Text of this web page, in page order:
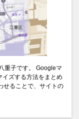
重子です。 Googleマ
イズする方法をまとめ
せることで、サイトの